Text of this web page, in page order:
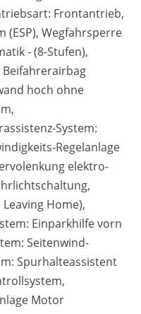
Frontantrieb,
(ESP), Wegfahrsperre
- (8-Stufen),
hoch ohne
System:
Regelanlage
elektro-
Home),
Einparkhilfe vorn
Seitenwind-
Spurhalteassistent
Motor